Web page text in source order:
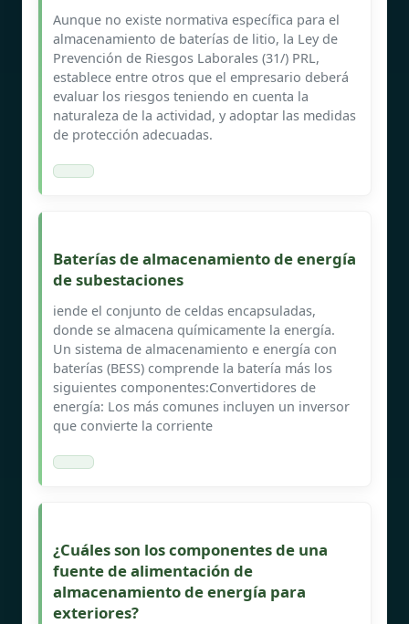
Aunque no existe normativa específica para el
almacenamiento de baterías de litio, la Ley de
Prevención de Riesgos Laborales (31/) PRL,
establece entre otros que el empresario deberá
evaluar los riesgos teniendo en cuenta la
naturaleza de la actividad, y adoptar las medidas
de protección adecuadas.
Baterías de almacenamiento de energía
de subestaciones
iende el conjunto de celdas encapsuladas,
donde se almacena químicamente la energía.
Un sistema de almacenamiento e energía con
baterías (BESS) comprende la batería más los
siguientes componentes:Convertidores de
energía: Los más comunes incluyen un inversor
que convierte la corriente
¿Cuáles son los componentes de una
fuente de alimentación de
almacenamiento de energía para
exteriores?